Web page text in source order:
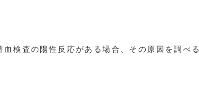
検査の陽性反応がある場合、その原因を調べ